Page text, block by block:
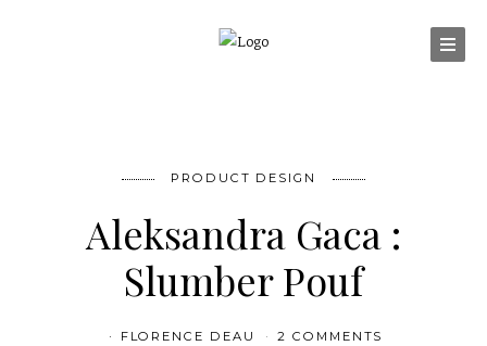
PRODUCT DESIGN
Aleksandra Gaca :
Slumber Pouf
FLORENCE DEAU 2 COMMENTS